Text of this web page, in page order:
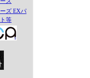
ズ EXパ
等